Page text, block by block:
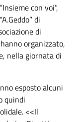
con voi”,
di
di
organizzato,
nella giornata di
esposto alcuni
quindi
<<Il